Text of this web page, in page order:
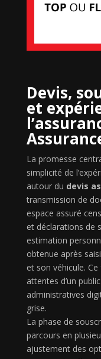
Devis,
et
La promesse
simplicité de
autour du devis
transmission de
espace assuré
et déclarations de
estimation
obtenue après
et son véhicule.
attentes d’un
administratives
grise.
La phase de
parcours en
ajustement des